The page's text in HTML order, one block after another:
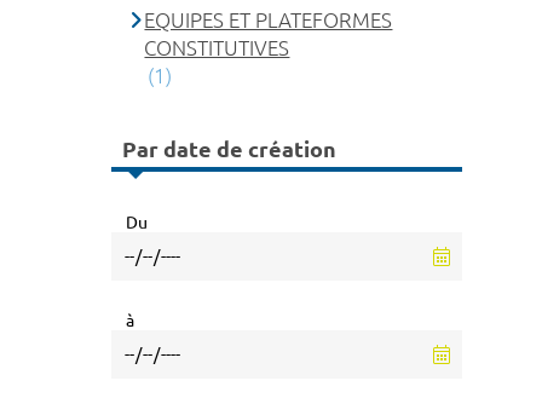
EQUIPES ET PLATEFORMES
CONSTITUTIVES
(1)
Par date de création
Du
à